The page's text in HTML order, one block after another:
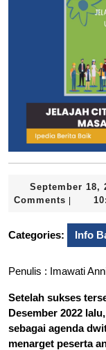
September 18,
Comments |
Categories: Info
Penulis : Imawati
Setelah sukses
Desember 2022
sebagai agenda
menarget peserta